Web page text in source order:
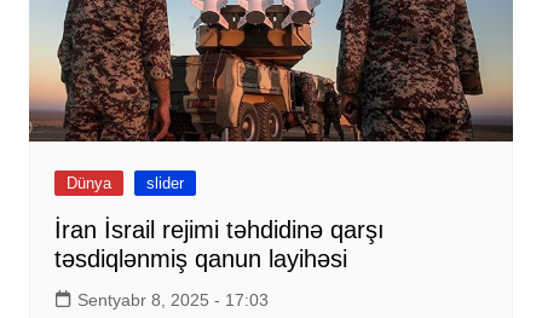
Dünya slider
İran İsrail rejimi təhdidinə qarşı
təsdiqlənmiş qanun layihəsi
Sentyabr 8, 2025 - 17:03